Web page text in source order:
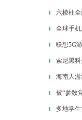
▎ 六棱柱
▎ 全球手
▎ 联想5G
▎ 索尼黑
▎ 海南人
▎ 被“参数
▎ 多地学